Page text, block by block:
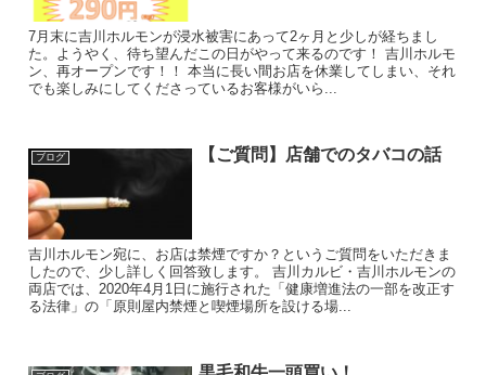
7月末に吉川ホルモンが浸水被害にあって2ヶ月と少しが経ちまし
た。ようやく、待ち望んだこの日がやって来るのです！ 吉川ホルモ
ン、再オープンです！！ 本当に長い間お店を休業してしまい、それ
でも楽しみにしてくださっているお客様がいら...
ブログ 【ご質問】店舗でのタバコの話
吉川ホルモン宛に、お店は禁煙ですか？というご質問をいただきま
したので、少し詳しく回答致します。 吉川カルビ・吉川ホルモンの
両店では、2020年4月1日に施行された「健康増進法の一部を改正す
る法律」の「原則屋内禁煙と喫煙場所を設ける場...